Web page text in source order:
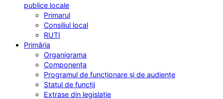
publice locale
Primarul
Consiliul local
RUTI
Primăria
Organigrama
Componența
Programul de funcționare și de audiențe
Statul de funcții
Extrase din legislație